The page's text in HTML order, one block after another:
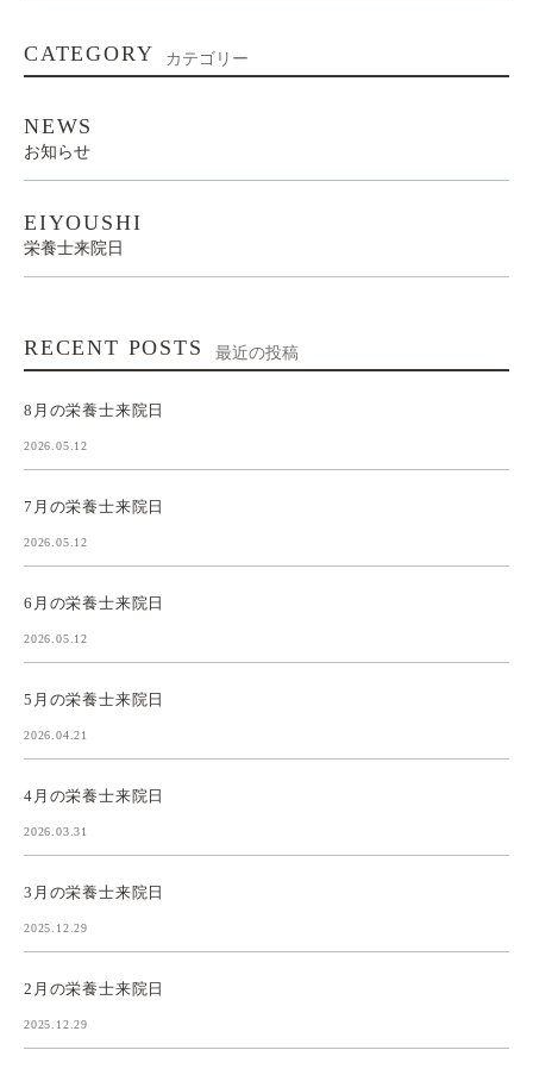
CATEGORY カテゴリー
NEWS
お知らせ
EIYOUSHI
栄養士来院日
RECENT POSTS 最近の投稿
8月の栄養士来院日
2026.05.12
7月の栄養士来院日
2026.05.12
6月の栄養士来院日
2026.05.12
5月の栄養士来院日
2026.04.21
4月の栄養士来院日
2026.03.31
3月の栄養士来院日
2025.12.29
2月の栄養士来院日
2025.12.29